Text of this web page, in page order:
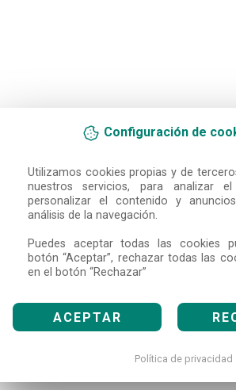
Configuración de
Utilizamos cookies propias y de
nuestros servicios, para analizar
personalizar el contenido y
análisis de la navegación.
Puedes aceptar todas las cookies
botón “Aceptar”, rechazar todas las
en el botón “Rechazar”
ACEPTAR
Política de privacidad